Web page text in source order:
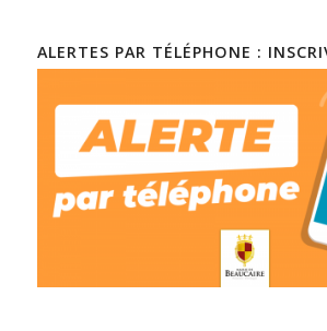
ALERTES PAR TÉLÉPHONE :